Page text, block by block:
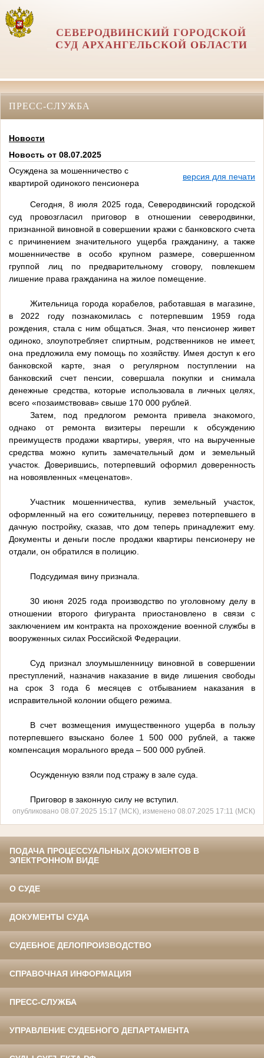
СЕВЕРОДВИНСКИЙ ГОРОДСКОЙ
СУД АРХАНГЕЛЬСКОЙ ОБЛАСТИ
ПРЕСС-СЛУЖБА
Новости
Новость от 08.07.2025
Осуждена за мошенничество с
квартирой одинокого пенсионера
версия для печати
Сегодня, 8 июля 2025 года, Северодвинский городской
суд провозгласил приговор в отношении северодвинки,
признанной виновной в совершении кражи с банковского счета
с причинением значительного ущерба гражданину, а также
мошенничестве в особо крупном размере, совершенном
группой лиц по предварительному сговору, повлекшем
лишение права гражданина на жилое помещение.
Жительница города корабелов, работавшая в магазине,
в 2022 году познакомилась с потерпевшим 1959 года
рождения, стала с ним общаться. Зная, что пенсионер живет
одиноко, злоупотребляет спиртным, родственников не имеет,
она предложила ему помощь по хозяйству. Имея доступ к его
банковской карте, зная о регулярном поступлении на
банковский счет пенсии, совершала покупки и снимала
денежные средства, которые использовала в личных целях,
всего «позаимствовав» свыше 170 000 рублей.
Затем, под предлогом ремонта привела знакомого,
однако от ремонта визитеры перешли к обсуждению
преимуществ продажи квартиры, уверяя, что на вырученные
средства можно купить замечательный дом и земельный
участок. Доверившись, потерпевший оформил доверенность
на новоявленных «меценатов».
Участник мошенничества, купив земельный участок,
оформленный на его сожительницу, перевез потерпевшего в
дачную постройку, сказав, что дом теперь принадлежит ему.
Документы и деньги после продажи квартиры пенсионеру не
отдали, он обратился в полицию.
Подсудимая вину признала.
30 июня 2025 года производство по уголовному делу в
отношении второго фигуранта приостановлено в связи с
заключением им контракта на прохождение военной службы в
вооруженных силах Российской Федерации.
Суд признал злоумышленницу виновной в совершении
преступлений, назначив наказание в виде лишения свободы
на срок 3 года 6 месяцев с отбыванием наказания в
исправительной колонии общего режима.
В счет возмещения имущественного ущерба в пользу
потерпевшего взыскано более 1 500 000 рублей, а также
компенсация морального вреда – 500 000 рублей.
Осужденную взяли под стражу в зале суда.
Приговор в законную силу не вступил.
опубликовано 08.07.2025 15:17 (МСК), изменено 08.07.2025 17:11 (МСК)
ПОДАЧА ПРОЦЕССУАЛЬНЫХ ДОКУМЕНТОВ В
ЭЛЕКТРОННОМ ВИДЕ
О СУДЕ
ДОКУМЕНТЫ СУДА
СУДЕБНОЕ ДЕЛОПРОИЗВОДСТВО
СПРАВОЧНАЯ ИНФОРМАЦИЯ
ПРЕСС-СЛУЖБА
УПРАВЛЕНИЕ СУДЕБНОГО ДЕПАРТАМЕНТА